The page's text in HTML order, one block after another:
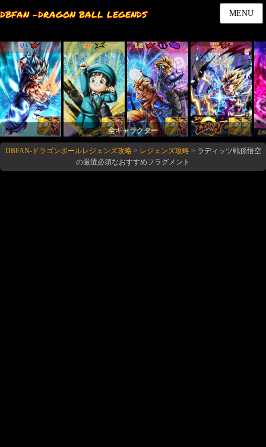
DBFAN -DRAGON BALL LEGENDS MENU
UL SP LR LL
全キャラクター
DBFAN-ドラゴンボールレジェンズ攻略> レジェンズ攻略> ラディッツ戦孫悟空
の厳選必須なおすすめフラグメント